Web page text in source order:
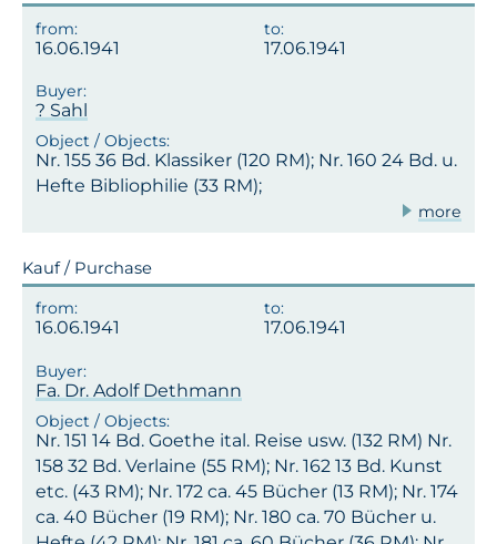
16.06.1941 17.06.1941
? Sahl
Nr. 155 36 Bd. Klassiker (120 RM); Nr. 160 24 Bd. u.
Hefte Bibliophilie (33 RM);
more
Kauf / Purchase
16.06.1941 17.06.1941
Fa. Dr. Adolf Dethmann
Nr. 151 14 Bd. Goethe ital. Reise usw. (132 RM) Nr.
158 32 Bd. Verlaine (55 RM); Nr. 162 13 Bd. Kunst
etc. (43 RM); Nr. 172 ca. 45 Bücher (13 RM); Nr. 174
ca. 40 Bücher (19 RM); Nr. 180 ca. 70 Bücher u.